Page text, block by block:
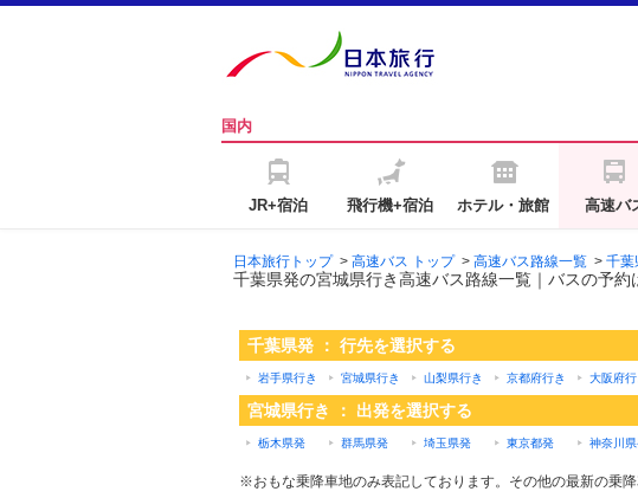
国内
JR+宿泊 飛行機+宿泊 ホテル・旅館 高速バ
日本旅行トップ> 高速バス トップ> 高速バス路線一覧 > 千葉
千葉県発の宮城県行き高速バス路線一覧｜バスの予
千葉県発 ： 行先を選択する
岩手県行き 宮城県行き 山梨県行き 京都府行き 大阪府行
宮城県行き ： 出発を選択する
栃木県発 群馬県発 埼玉県発 東京都発 神奈川
※おもな乗降車地のみ表記しております。その他の最新の乗